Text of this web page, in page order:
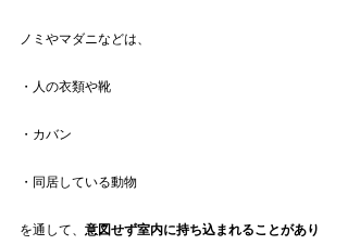
ノミやマダニなどは、
・人の衣類や靴
・カバン
・同居している動物
を通して、 意図せず室内に持ち込まれることがあり